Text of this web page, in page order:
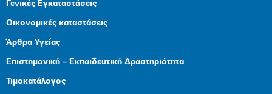
Γενικές Εγκαταστάσεις
Οικονομικές καταστάσεις
Άρθρα Υγείας
Επιστημονική – Εκπαιδευτική Δραστηριότητα
Τιμοκατάλογος